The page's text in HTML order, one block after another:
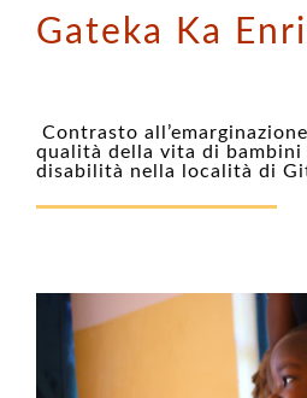
Gateka Ka
Contrasto
qualità della vita di bambini
disabilità nella località di